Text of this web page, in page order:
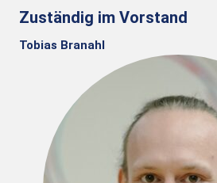
Zuständig im Vorstand
Tobias Branahl